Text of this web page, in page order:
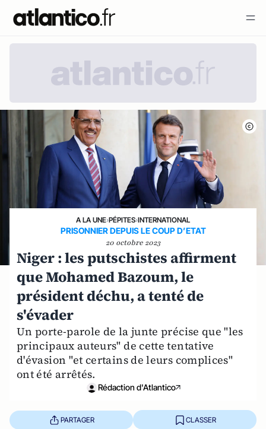
A LA UNE›PÉPITES›INTERNATIONAL
PRISONNIER DEPUIS LE COUP D’ETAT
20 octobre 2023
Niger : les putschistes affirment
que Mohamed Bazoum, le
président déchu, a tenté de
s'évader
Un porte-parole de la junte précise que "les
principaux auteurs" de cette tentative
d'évasion "et certains de leurs complices"
ont été arrêtés.
Rédaction d'Atlantico
PARTAGER CLASSER